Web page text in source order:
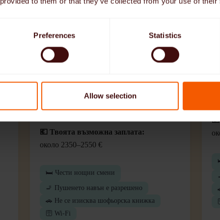
Preferences Statistics
Allow selection
Търси се в Бавария: Помощ в
👵 Лице, нуждаещо се от грижи:
Жена, 89 години
🗣️ Необходими познания по немски
Напреднали
💶 Твоята възможна заплата:
около 2350–2550 €
🛏️ Чести нощни смени
🚬 Пушенето навън е разрешено
🚗 Не се изисква шофьорска книжка
🛜 Wi-Fi